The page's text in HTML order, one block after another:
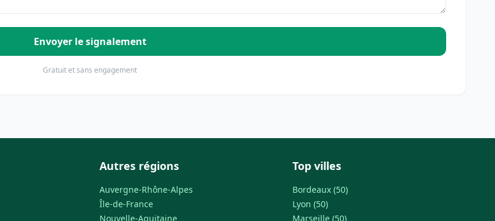
Envoyer le signalement
Gratuit et sans engagement
Autres régions
Auvergne-Rhône-Alpes
Île-de-France
Nouvelle-Aquitaine
Top villes
Bordeaux (50)
Lyon (50)
Marseille (50)